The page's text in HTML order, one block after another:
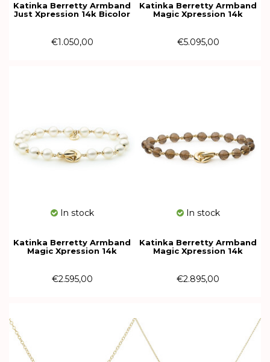
Katinka Berretty Armband
Just Xpression 14k Bicolor
€1.050,00
Katinka Berretty Armband
Magic Xpression 14k
€5.095,00
In stock
Katinka Berretty Armband
Magic Xpression 14k
€2.595,00
In stock
Katinka Berretty Armband
Magic Xpression 14k
€2.895,00